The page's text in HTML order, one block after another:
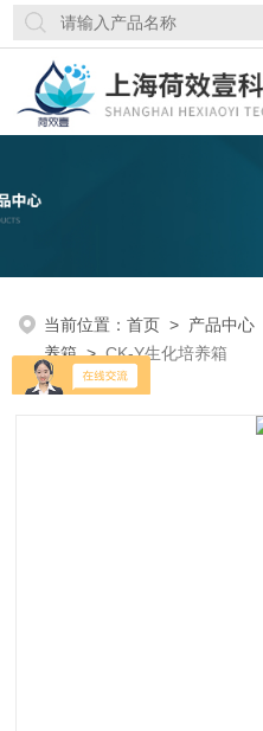
当前位置：首页 > 产品中心
养箱>CK-Y生化培养箱